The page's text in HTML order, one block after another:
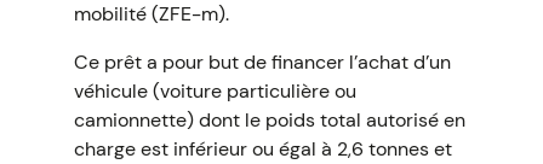
mobilité (ZFE-m).
Ce prêt a pour but de financer l’achat d’un
véhicule (voiture particulière ou
camionnette) dont le poids total autorisé en
charge est inférieur ou égal à 2,6 tonnes et